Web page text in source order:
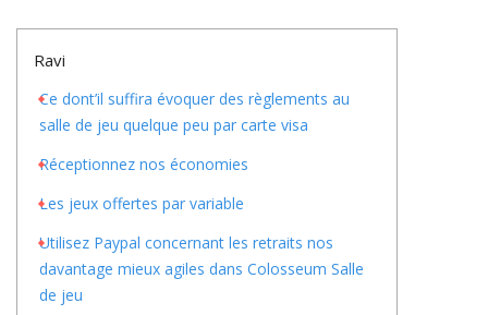
Ravi
Ce dont’il suffira évoquer des règlements au
salle de jeu quelque peu par carte visa
Réceptionnez nos économies
Les jeux offertes par variable
Utilisez Paypal concernant les retraits nos
davantage mieux agiles dans Colosseum Salle
de jeu